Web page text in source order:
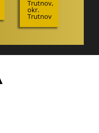
Trutnov,
okr.
Trutnov